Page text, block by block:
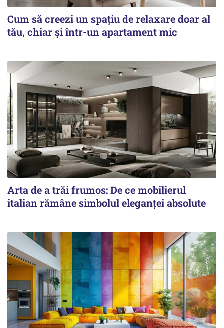
Cum să creezi un spațiu de relaxare doar al
tău, chiar și într-un apartament mic
Arta de a trăi frumos: De ce mobilierul
italian rămâne simbolul eleganței absolute